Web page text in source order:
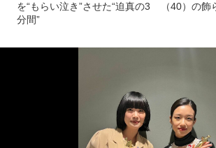
を“もらい泣き”させた“迫真の3
分間”
（40）の